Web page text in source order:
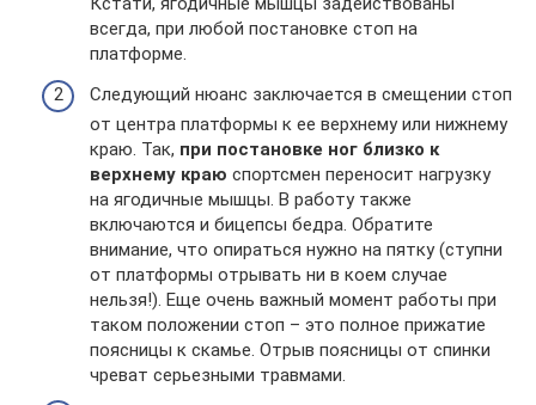
всегда, при любой постановке стоп на
платформе.
Следующий нюанс заключается в смещении стоп
от центра платформы к ее верхнему или нижнему
краю. Так, при постановке ног близко к
верхнему краю спортсмен переносит нагрузку
на ягодичные мышцы. В работу также
включаются и бицепсы бедра. Обратите
внимание, что опираться нужно на пятку (ступни
от платформы отрывать ни в коем случае
нельзя!). Еще очень важный момент работы при
таком положении стоп – это полное прижатие
поясницы к скамье. Отрыв поясницы от спинки
чреват серьезными травмами.